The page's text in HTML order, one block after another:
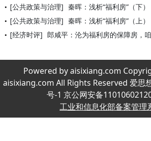
[公共政策与治理] 秦晖：浅析“福利房”（下）
[公共政策与治理] 秦晖：浅析“福利房”（上）
[经济时评] 郎咸平：沦为福利房的保障房，
Powered by aisixiang.com
aisixiang.com All Rights Reserved 爱思
号-1 京公网安备
工业和信息化部备案管理